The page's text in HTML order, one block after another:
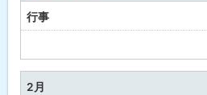
行事
定
な
2月